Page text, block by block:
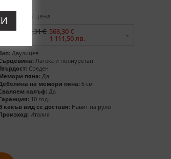
в см. / цена
- 874,31 € 568,30 €
1 111,50 лв.
Двулицев
Латекс и полиуретан
Среден
пяна: Да
на мемори пяна: 6 см
калъф: Да
10 год.
какъв вид се доставя: Навит на руло
Италия